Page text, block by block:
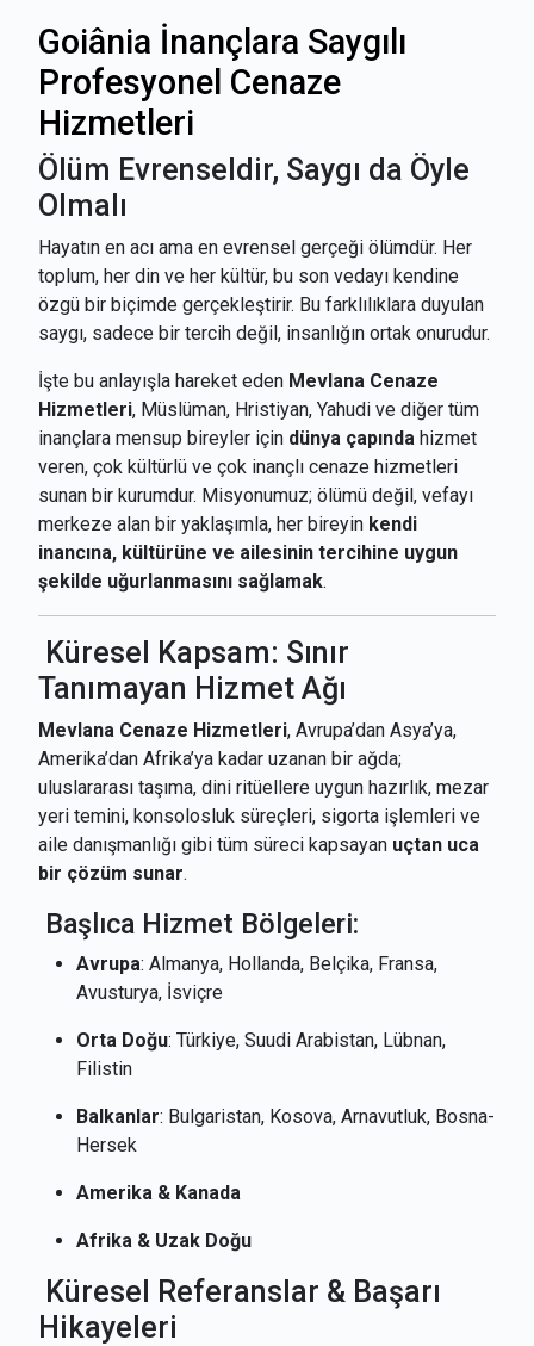
Goiânia İnançlara Saygılı
Profesyonel Cenaze
Hizmetleri
Ölüm Evrenseldir, Saygı da Öyle
Olmalı
Hayatın en acı ama en evrensel gerçeği ölümdür. Her
toplum, her din ve her kültür, bu son vedayı kendine
özgü bir biçimde gerçekleştirir. Bu farklılıklara duyulan
saygı, sadece bir tercih değil, insanlığın ortak onurudur.
İşte bu anlayışla hareket eden Mevlana Cenaze
Hizmetleri, Müslüman, Hristiyan, Yahudi ve diğer tüm
inançlara mensup bireyler için dünya çapında hizmet
veren, çok kültürlü ve çok inançlı cenaze hizmetleri
sunan bir kurumdur. Misyonumuz; ölümü değil, vefayı
merkeze alan bir yaklaşımla, her bireyin kendi
inancına, kültürüne ve ailesinin tercihine uygun
şekilde uğurlanmasını sağlamak.
Küresel Kapsam: Sınır
Tanımayan Hizmet Ağı
Mevlana Cenaze Hizmetleri, Avrupa’dan Asya’ya,
Amerika’dan Afrika’ya kadar uzanan bir ağda;
uluslararası taşıma, dini ritüellere uygun hazırlık, mezar
yeri temini, konsolosluk süreçleri, sigorta işlemleri ve
aile danışmanlığı gibi tüm süreci kapsayan uçtan uca
bir çözüm sunar.
Başlıca Hizmet Bölgeleri:
Avrupa: Almanya, Hollanda, Belçika, Fransa,
Avusturya, İsviçre
Orta Doğu: Türkiye, Suudi Arabistan, Lübnan,
Filistin
Balkanlar: Bulgaristan, Kosova, Arnavutluk, Bosna-
Hersek
Amerika & Kanada
Afrika & Uzak Doğu
Küresel Referanslar & Başarı
Hikayeleri